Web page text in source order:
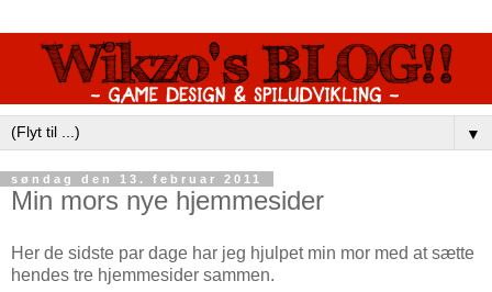
▼
søndag den 13. februar 2011
Min mors nye hjemmesider
Her de sidste par dage har jeg hjulpet min mor med at sætte
hendes tre hjemmesider sammen.